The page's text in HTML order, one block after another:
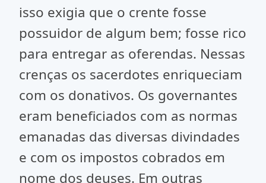
isso exigia que o crente fosse
possuidor de algum bem; fosse rico
para entregar as oferendas. Nessas
crenças os sacerdotes enriqueciam
com os donativos. Os governantes
eram beneficiados com as normas
emanadas das diversas divindades
e com os impostos cobrados em
nome dos deuses. Em outras